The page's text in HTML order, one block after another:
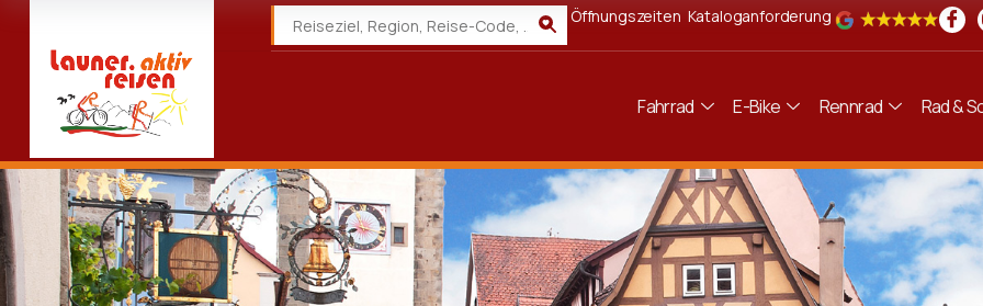
Öffnungszeiten Kataloganforderung
Fahrrad E-Bike Rennrad Rad &